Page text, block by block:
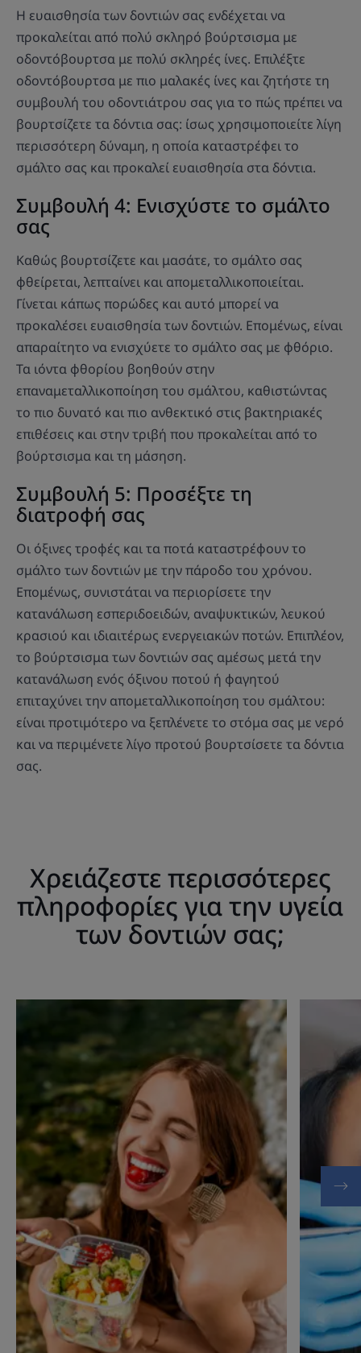
Η ευαισθησία των δοντιών σας ενδέχεται να
προκαλείται από πολύ σκληρό βούρτσισμα με
οδοντόβουρτσα με πολύ σκληρές ίνες. Επιλέξτε
οδοντόβουρτσα με πιο μαλακές ίνες και ζητήστε τη
συμβουλή του οδοντιάτρου σας για το πώς πρέπει να
βουρτσίζετε τα δόντια σας: ίσως χρησιμοποιείτε λίγη
περισσότερη δύναμη, η οποία καταστρέφει το
σμάλτο σας και προκαλεί ευαισθησία στα δόντια.
Συμβουλή 4: Ενισχύστε το σμάλτο
σας
Καθώς βουρτσίζετε και μασάτε, το σμάλτο σας
φθείρεται, λεπταίνει και απομεταλλικοποιείται.
Γίνεται κάπως πορώδες και αυτό μπορεί να
προκαλέσει ευαισθησία των δοντιών. Επομένως, είναι
απαραίτητο να ενισχύετε το σμάλτο σας με φθόριο.
Τα ιόντα φθορίου βοηθούν στην
επαναμεταλλικοποίηση του σμάλτου, καθιστώντας
το πιο δυνατό και πιο ανθεκτικό στις βακτηριακές
επιθέσεις και στην τριβή που προκαλείται από το
βούρτσισμα και τη μάσηση.
Συμβουλή 5: Προσέξτε τη
διατροφή σας
Οι όξινες τροφές και τα ποτά καταστρέφουν το
σμάλτο των δοντιών με την πάροδο του χρόνου.
Επομένως, συνιστάται να περιορίσετε την
κατανάλωση εσπεριδοειδών, αναψυκτικών, λευκού
κρασιού και ιδιαιτέρως ενεργειακών ποτών. Επιπλέον,
το βούρτσισμα των δοντιών σας αμέσως μετά την
κατανάλωση ενός όξινου ποτού ή φαγητού
επιταχύνει την απομεταλλικοποίηση του σμάλτου:
είναι προτιμότερο να ξεπλένετε το στόμα σας με νερό
και να περιμένετε λίγο προτού βουρτσίσετε τα δόντια
σας.
Χρειάζεστε περισσότερες
πληροφορίες για την υγεία
των δοντιών σας;
δοντιών